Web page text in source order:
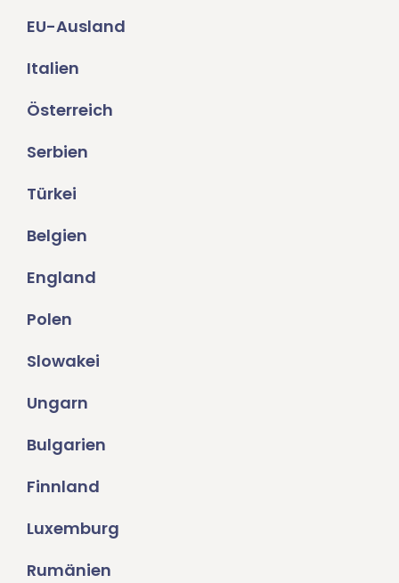
EU-Ausland
Italien
Österreich
Serbien
Türkei
Belgien
England
Polen
Slowakei
Ungarn
Bulgarien
Finnland
Luxemburg
Rumänien